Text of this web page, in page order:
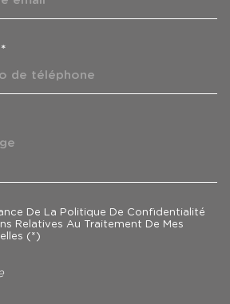
De La Politique De Confidentialité
Relatives Au Traitement De Mes
(*)